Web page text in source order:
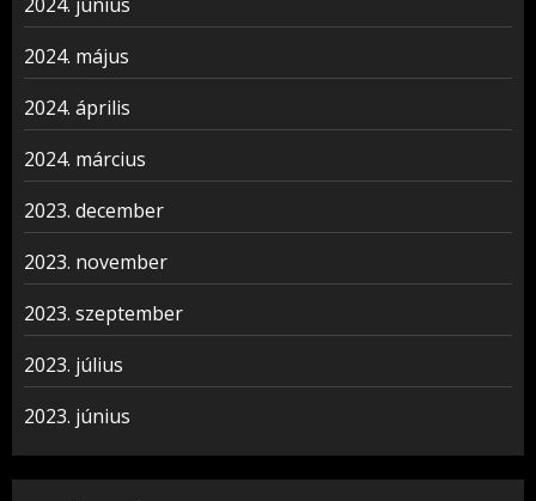
2024. május
2024. április
2024. március
2023. december
2023. november
2023. szeptember
2023. július
2023. június